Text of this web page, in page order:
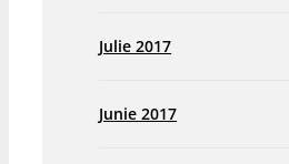
Julie 2017
Junie 2017